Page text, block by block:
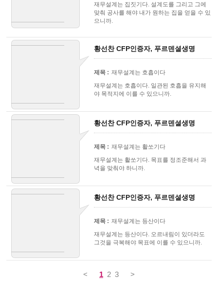
재무설계는 집짓기다. 설계도를 그리고 그에
맞춰 공사를 해야 내가 원하는 집을 얻을 수 있
으니까.
황선찬 CFP인증자, 푸르덴셜생명
제목 : 재무설계는 호흡이다
재무설계는 호흡이다. 일관된 호흡을 유지해
야 목적지에 이를 수 있으니까.
황선찬 CFP인증자, 푸르덴셜생명
제목 : 재무설계는 활쏘기다
재무설계는 활쏘기다. 목표를 정조준해서 과
녁을 맞춰야 하니까.
황선찬 CFP인증자, 푸르덴셜생명
제목 : 재무설계는 등산이다
재무설계는 등산이다. 오르내림이 있더라도
그것을 극복해야 목표에 이를 수 있으니까.
< 1 2 3 >